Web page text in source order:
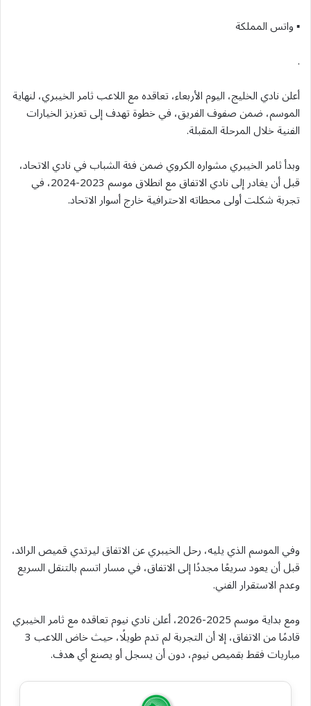
▪︎ واتس المملكة
.
أعلن نادي الخليج، اليوم الأربعاء، تعاقده مع اللاعب ثامر الخيبري، لنهاية
الموسم، ضمن صفوف الفريق، في خطوة تهدف إلى تعزيز الخيارات
الفنية خلال المرحلة المقبلة.
وبدأ ثامر الخيبري مشواره الكروي ضمن فئة الشباب في نادي الاتحاد،
قبل أن يغادر إلى نادي الاتفاق مع انطلاق موسم 2023-2024، في
تجربة شكلت أولى محطاته الاحترافية خارج أسوار الاتحاد.
وفي الموسم الذي يليه، رحل الخيبري عن الاتفاق ليرتدي قميص الرائد،
قبل أن يعود سريعًا مجددًا إلى الاتفاق، في مسار اتسم بالتنقل السريع
وعدم الاستقرار الفني.
ومع بداية موسم 2025-2026، أعلن نادي نيوم تعاقده مع ثامر الخيبري
قادمًا من الاتفاق، إلا أن التجربة لم تدم طويلًا، حيث خاض اللاعب 3
مباريات فقط بقميص نيوم، دون أن يسجل أو يصنع أي هدف.